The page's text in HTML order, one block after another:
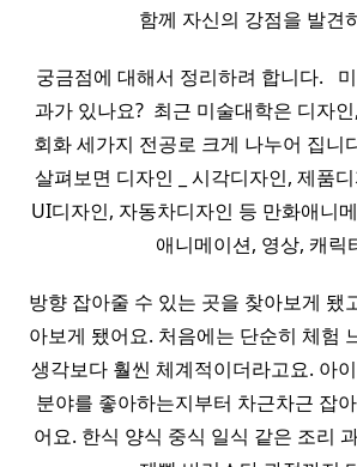
함께 자신의 강점을 발견
궁금점에 대해서 정리하려 합니다.
과가 있나요? ​ 최근 미술대학은 디자
회화 세가지 전공로 크게 나누어 집니
살펴보면 디자인 _ 시각디자인, 제품
UI디자인, 자동차디자인 등 만화애니
애니메이션, 영상, 캐릭
방향 잡아줄 수 있는 곳을 찾아보게 됐
아보게 됐어요. 처음에는 단순히 체험
생각보다 훨씬 체계적이더라고요. 아이
분야를 좋아하는지부터 차근차근 잡
어요. 한식 양식 중식 일식 같은 조리